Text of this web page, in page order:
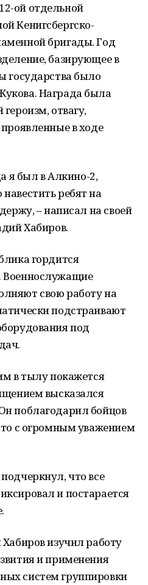
ой отдельной
Кенигсбергско-
бригады. Год
базирующее в
государства было
Награда была
отвагу,
в ходе
я был в Алкино-2,
ребят на
– написал на своей
Хабиров.
гордится
Военнослужащие
свою работу на
подстраивают
под
в тылу покажется
высказался
поблагодарил бойцов
с огромным уважением
что все
и постарается
изучил работу
и применения
систем группировки